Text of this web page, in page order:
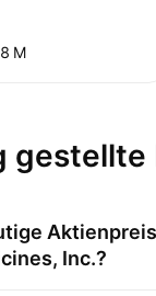
M‬
gestellte
Inc.?